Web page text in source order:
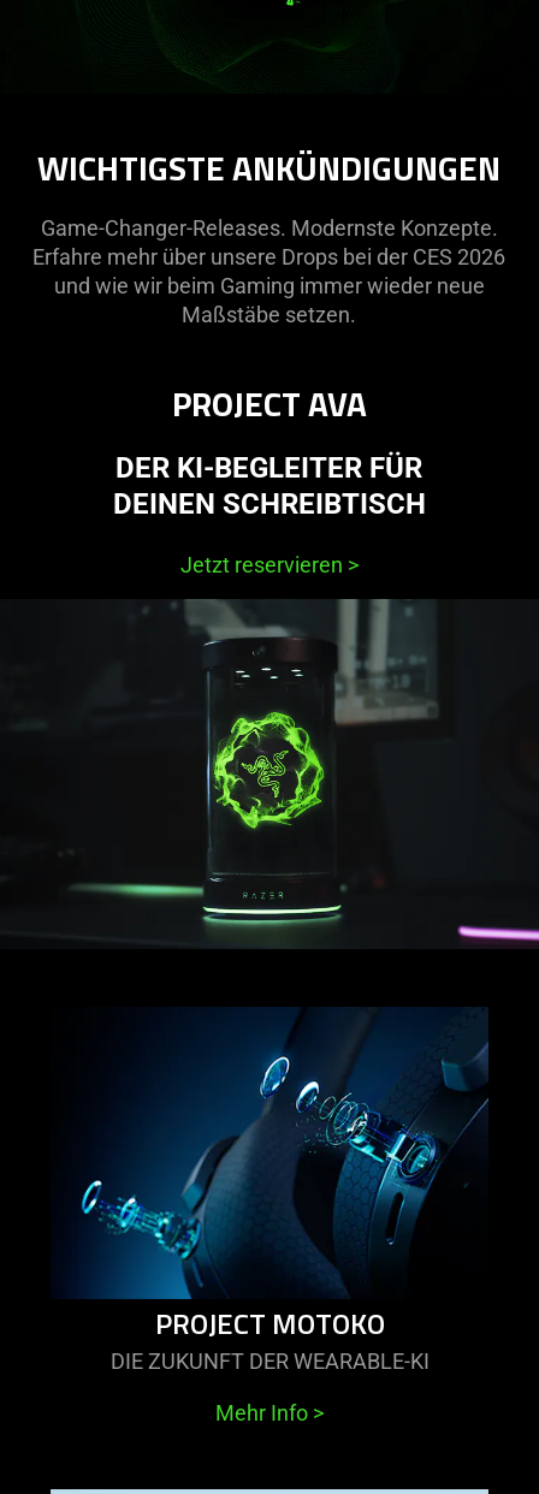
WICHTIGSTE ANKÜNDIGUNGEN
Game-Changer-Releases. Modernste Konzepte.
Erfahre mehr über unsere Drops bei der CES 2026
und wie wir beim Gaming immer wieder neue
Maßstäbe setzen.
PROJECT AVA
DER KI-BEGLEITER FÜR
DEINEN SCHREIBTISCH
Jetzt reservieren >
learn
more
-
project
motoko
PROJECT MOTOKO
DIE ZUKUNFT DER WEARABLE-KI
Mehr Info >